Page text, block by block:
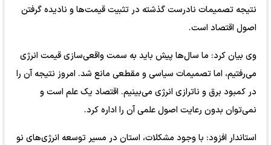
نتیجه تصمیمات نادرست گذشته در تثبیت قیمت‌ها و نادیده گرفتن
اصول اقتصاد است.
وی بیان کرد: ما سال‌ها پیش باید به سمت واقعی‌سازی قیمت انرژی
می‌رفتیم، اما تصمیمات سیاسی و مقطعی مانع شد. امروز نتیجه آن را
در کمبود برق و ناترازی انرژی می‌بینیم. اقتصاد یک علم است و
نمی‌توان بدون رعایت اصول علمی آن را اداره کرد.
استاندار افزود: با وجود مشکلات، استان در مسیر توسعه انرژی‌های نو